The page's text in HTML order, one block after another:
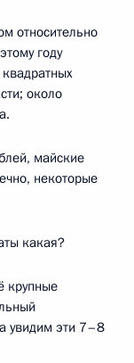
относительно
году
около
майские
некоторые
какая?
крупные
увидим эти 7–8